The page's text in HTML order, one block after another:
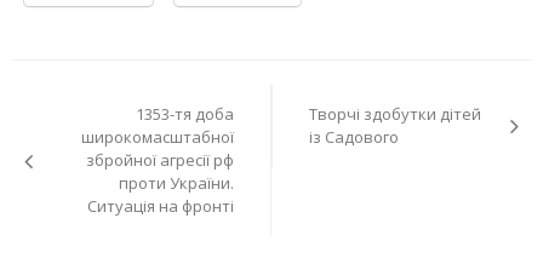
записів1353-тя доба
широкомасштабної
збройної агресії рф
проти України.
Ситуація на фронті
Творчі здобутки дітей
із Садового